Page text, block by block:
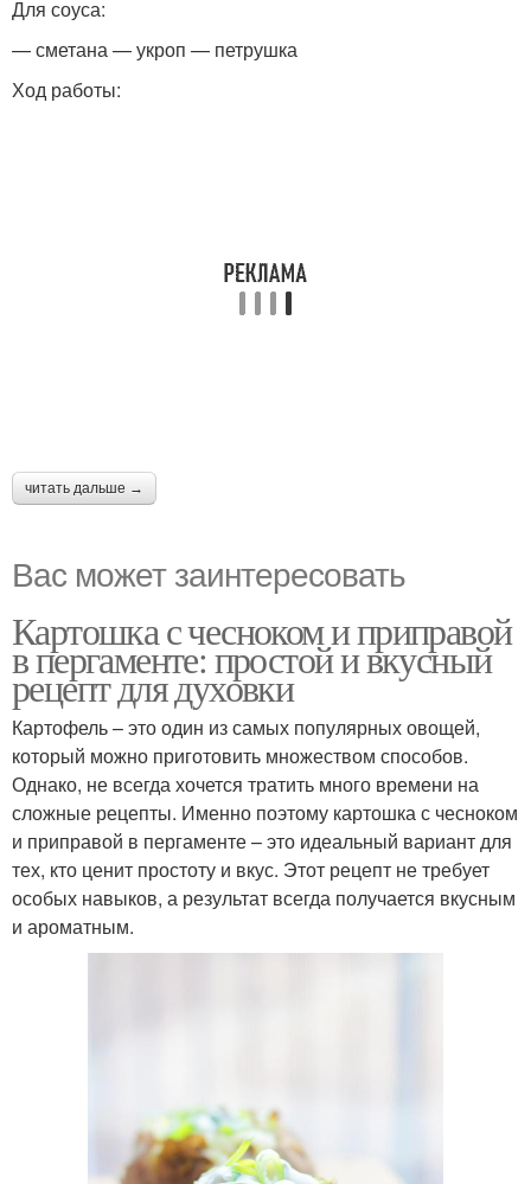
Для соуса:
— сметана — укроп — петрушка
Ход работы:
читать дальше →
Вас может заинтересовать
Картошка с чесноком и приправой
в пергаменте: простой и вкусный
рецепт для духовки
Картофель – это один из самых популярных овощей,
который можно приготовить множеством способов.
Однако, не всегда хочется тратить много времени на
сложные рецепты. Именно поэтому картошка с чесноком
и приправой в пергаменте – это идеальный вариант для
тех, кто ценит простоту и вкус. Этот рецепт не требует
особых навыков, а результат всегда получается вкусным
и ароматным.